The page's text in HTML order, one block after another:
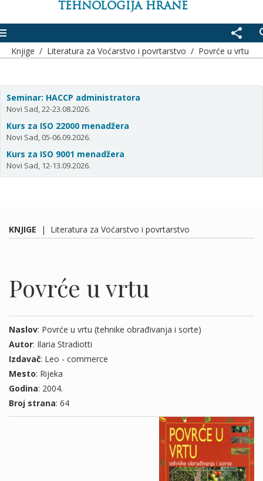
TEHNOLOGIJA HRANE
share
Knjige / Literatura za Voćarstvo i povrtarstvo / Povrće u vrtu
Seminar: HACCP administratora
Novi Sad, 22-23.08.2026.
Kurs za ISO 22000 menadžera
Novi Sad, 05-06.09.2026.
Kurs za ISO 9001 menadžera
Novi Sad, 12-13.09.2026.
KNJIGE | Literatura za Voćarstvo i povrtarstvo
Povrće u vrtu
Naslov: Povrće u vrtu (tehnike obrađivanja i sorte)
Autor: Ilaria Stradiotti
Izdavač: Leo - commerce
Mesto: Rijeka
Godina: 2004.
Broj strana: 64